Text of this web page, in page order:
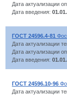
Дата актуализации
Дата введения:
ГОСТ 24596.4-81
Дата актуализации
Дата актуализации
Дата введения:
ГОСТ 24596.10-96
Дата актуализации